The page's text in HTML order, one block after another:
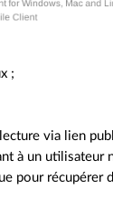
;
via lien
à un utilisateur
pour récupérer